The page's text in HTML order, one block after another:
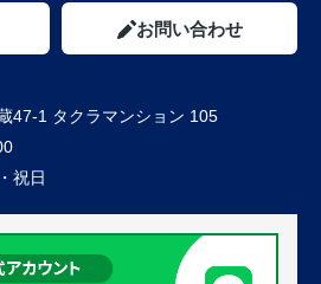
お問い合わせ
47-1 タクラマンション 105
祝日